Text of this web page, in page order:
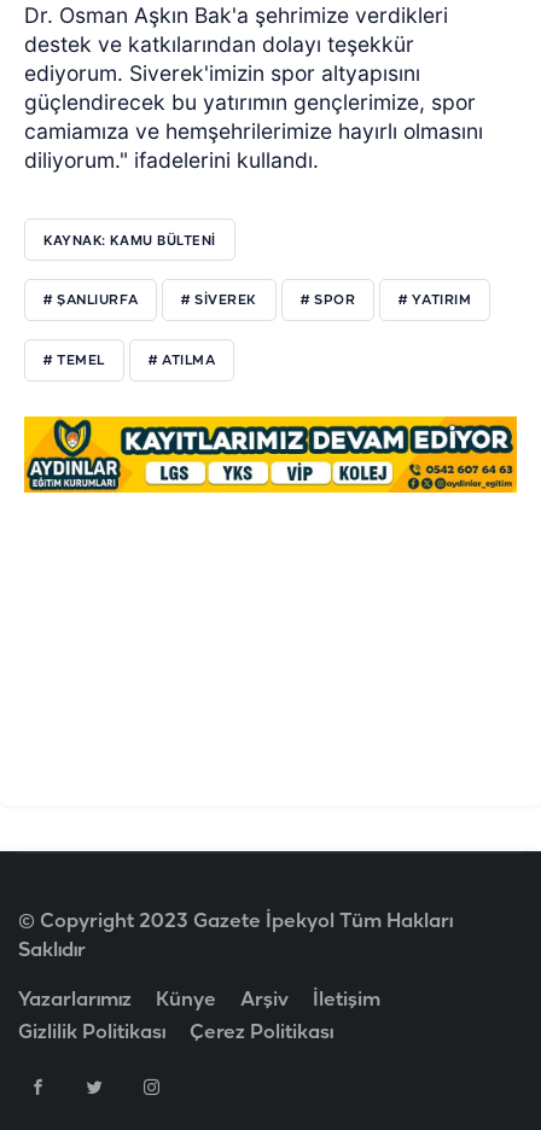
Dr. Osman Aşkın Bak'a şehrimize verdikleri
destek ve katkılarından dolayı teşekkür
ediyorum. Siverek'imizin spor altyapısını
güçlendirecek bu yatırımın gençlerimize, spor
camiamıza ve hemşehrilerimize hayırlı olmasını
diliyorum." ifadelerini kullandı.
KAYNAK: KAMU BÜLTENİ
# ŞANLIURFA # SİVEREK # SPOR # YATIRIM
# TEMEL # ATILMA
© Copyright 2023 Gazete İpekyol Tüm Hakları
Saklıdır
Yazarlarımız Künye Arşiv
İletişim
Gizlilik Politikası
Çerez Politikası